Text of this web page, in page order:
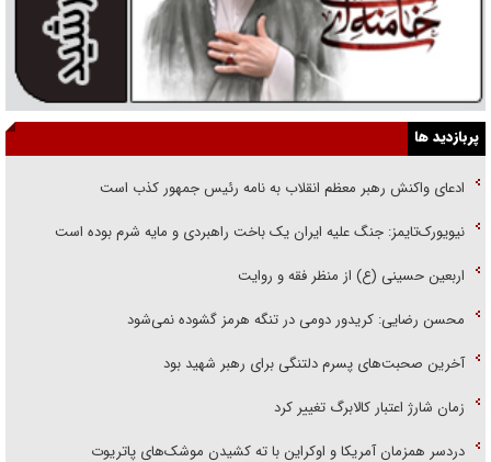
پربازدید ها
ادعای واکنش رهبر معظم انقلاب به نامه رئیس جمهور کذب است
نیویورک‌تایمز: جنگ علیه ایران یک باخت راهبردی و مایه شرم بوده است
اربعین حسینی (ع) از منظر فقه و روایت
محسن رضایی: کریدور دومی در تنگه هرمز گشوده نمی‌شود
آخرین صحبت‌های پسرم دلتنگی برای رهبر شهید بود
زمان شارژ اعتبار کالابرگ تغییر کرد
دردسر همزمان آمریکا و اوکراین با ته کشیدن موشک‌های پاتریوت